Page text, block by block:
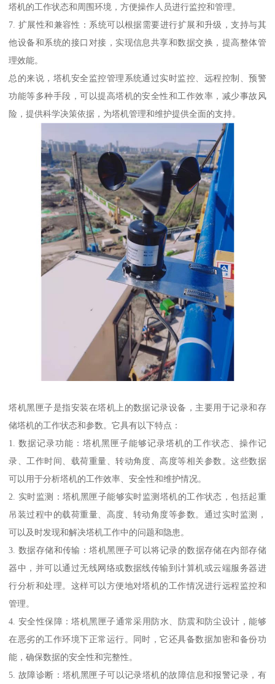
塔机的工作状态和周围环境，方便操作人员进行监控和管理。
7. 扩展性和兼容性：系统可以根据需要进行扩展和升级，支持与其
他设备和系统的接口对接，实现信息共享和数据交换，提高整体管
理效能。
总的来说，塔机安全监控管理系统通过实时监控、远程控制、预警
功能等多种手段，可以提高塔机的安全性和工作效率，减少事故风
险，提供科学决策依据，为塔机管理和维护提供全面的支持。
塔机黑匣子是指安装在塔机上的数据记录设备，主要用于记录和存
储塔机的工作状态和参数。它具有以下特点：
1. 数据记录功能：塔机黑匣子能够记录塔机的工作状态、操作记
录、工作时间、载荷重量、转动角度、高度等相关参数。这些数据
可以用于分析塔机的工作效率、安全性和维护情况。
2. 实时监测：塔机黑匣子能够实时监测塔机的工作状态，包括起重
吊装过程中的载荷重量、高度、转动角度等参数。通过实时监测，
可以及时发现和解决塔机工作中的问题和隐患。
3. 数据存储和传输：塔机黑匣子可以将记录的数据存储在内部存储
器中，并可以通过无线网络或数据线传输到计算机或云端服务器进
行分析和处理。这样可以方便地对塔机的工作情况进行远程监控和
管理。
4. 安全性保障：塔机黑匣子通常采用防水、防震和防尘设计，能够
在恶劣的工作环境下正常运行。同时，它还具备数据加密和备份功
能，确保数据的安全性和完整性。
5. 故障诊断：塔机黑匣子可以记录塔机的故障信息和报警记录，有